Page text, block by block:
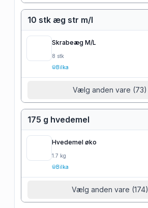
10 stk æg str m/l
Skrabeæg M/L
8 stk
Bilka
Vælg anden vare (73)
175 g hvedemel
Hvedemel øko
1.7 kg
Bilka
Vælg anden vare (174)